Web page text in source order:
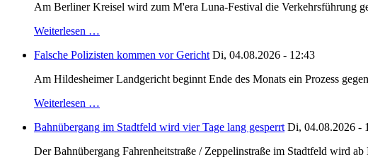
Am Berliner Kreisel wird zum M'era Luna-Festival die Verkehrsführung
Weiterlesen …
Falsche Polizisten kommen vor Gericht Di, 04.08.2026 - 12:43
Am Hildesheimer Landgericht beginnt Ende des Monats ein Prozess
Weiterlesen …
Bahnübergang im Stadtfeld wird vier Tage lang gesperrt Di, 04.08.2026 -
Der Bahnübergang Fahrenheitstraße / Zeppelinstraße im Stadtfeld wird